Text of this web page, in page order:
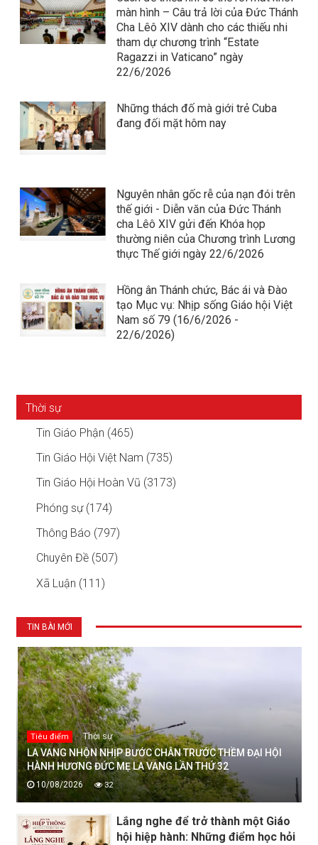
màn hình – Câu trả lời của Đức Thánh
Cha Lêô XIV dành cho các thiếu nhi
tham dự chương trình “Estate
Ragazzi in Vaticano” ngày
22/6/2026
Những thách đố mà giới trẻ Cuba
đang đối mặt hôm nay
Nguyên nhân gốc rễ của nạn đói trên
thế giới - Diễn văn của Đức Thánh
cha Lêô XIV gửi đến Khóa họp
thường niên của Chương trình Lương
thực Thế giới ngày 22/6/2026
Hồng ân Thánh chức, Bác ái và Đào
tạo Mục vụ: Nhịp sống Giáo hội Việt
Nam số 79 (16/6/2026 -
22/6/2026)
Thời sự
Tin Giáo Phận (465)
Tin Giáo Hội Việt Nam (735)
Tin Giáo Hội Hoàn Vũ (3173)
Phóng sự (174)
Thông Báo (797)
Chuyên Đề (507)
Xã Luận (111)
TIN BÀI MỚI
Tiêu điểm Thời sự
LA VANG NHỘN NHỊP BƯỚC CHÂN TRƯỚC THỀM ĐẠI HỘI
HÀNH HƯƠNG ĐỨC MẸ LA VANG LẦN THỨ 32
10/08/2026 32
Lắng nghe để trở thành một Giáo
hội hiệp hành: Những điểm học hỏi